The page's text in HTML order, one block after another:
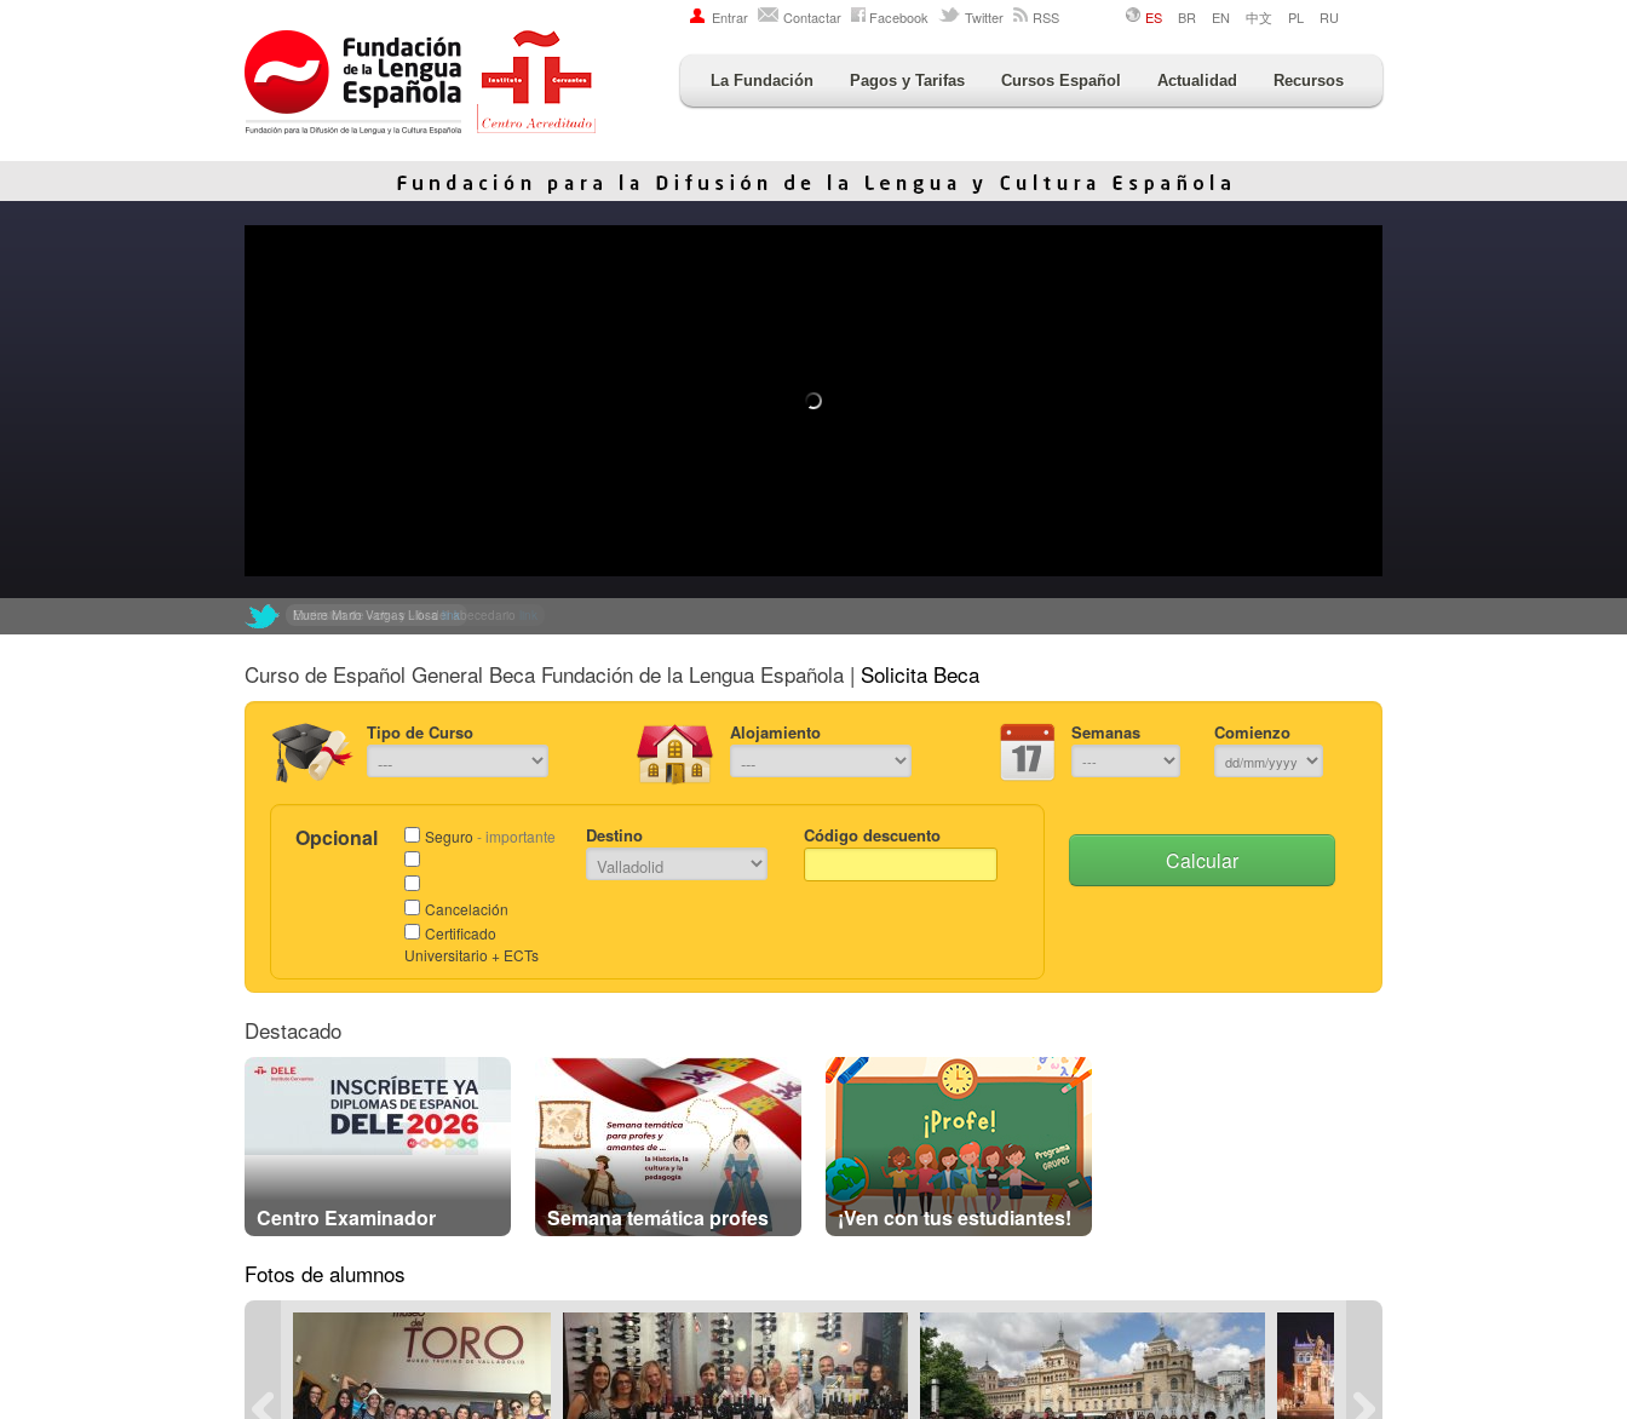
Entrar Contactar Facebook Twitter RSS ES BR EN 中文 PL RU
La Fundación Pagos y Tarifas Cursos Español Actualidad Recursos
Muere Mario Vargas Llosa link
Exclusión de «ch» y «ll» del abecedario
Curso de Español General Beca Fundación de la Lengua Española | Solicita Beca
Tipo de Curso Alojamiento Semanas Comienzo
Opcional Seguro - importante
Cancelación
Certificado
Universitario + ECTs
Destino Código descuento
Calcular
Destacado
Centro Examinador Semana temática profes ¡Ven con tus estudiantes!
Fotos de alumnos